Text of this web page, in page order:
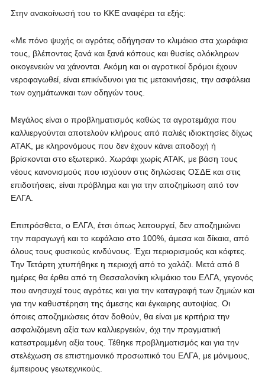
Στην ανακοίνωσή του το ΚΚΕ αναφέρει τα εξής:
«Με πόνο ψυχής οι αγρότες οδήγησαν το κλιμάκιο στα χωράφια
τους, βλέποντας ξανά και ξανά κόπους και θυσίες ολόκληρων
οικογενειών να χάνονται. Ακόμη και οι αγροτικοί δρόμοι έχουν
νεροφαγωθεί, είναι επικίνδυνοι για τις μετακινήσεις, την ασφάλεια
των οχημάτωνκαι των οδηγών τους.
Μεγάλος είναι ο προβληματισμός καθώς τα αγροτεμάχια που
καλλιεργούνται αποτελούν κλήρους από παλιές ιδιοκτησίες δίχως
ΑΤΑΚ, με κληρονόμους που δεν έχουν κάνει αποδοχή ή
βρίσκονται στο εξωτερικό. Χωράφι χωρίς ΑΤΑΚ, με βάση τους
νέους κανονισμούς που ισχύουν στις δηλώσεις ΟΣΔΕ και στις
επιδοτήσεις, είναι πρόβλημα και για την αποζημίωση από τον
ΕΛΓΑ.
Επιπρόσθετα, ο ΕΛΓΑ, έτσι όπως λειτουργεί, δεν αποζημιώνει
την παραγωγή και το κεφάλαιο στο 100%, άμεσα και δίκαια, από
όλους τους φυσικούς κινδύνους. Έχει περιορισμούς και κόφτες.
Την Τετάρτη χτυπήθηκε η περιοχή από το χαλάζι. Μετά από 8
ημέρες θα έρθει από τη Θεσσαλονίκη κλιμάκιο του ΕΛΓΑ, γεγονός
που ανησυχεί τους αγρότες και για την καταγραφή των ζημιών και
για την καθυστέρηση της άμεσης και έγκαιρης αυτοψίας. Οι
όποιες αποζημιώσεις όταν δοθούν, θα είναι με κριτήρια την
ασφαλιζόμενη αξία των καλλιεργειών, όχι την πραγματική
κατεστραμμένη αξία τους. Τέθηκε προβληματισμός και για την
στελέχωση σε επιστημονικό προσωπικό του ΕΛΓΑ, με μόνιμους,
έμπειρους γεωτεχνικούς.